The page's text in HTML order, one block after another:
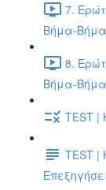
7.
Βήμα-
8.
Βήμα-
TEST |
TEST |